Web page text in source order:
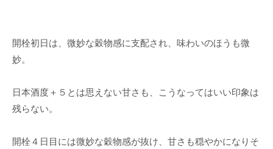
開栓初日は、微妙な穀物感に支配され、味わいのほうも微
妙。
日本酒度＋５とは思えない甘さも、こうなってはいい印象は
残らない。
開栓４日目には微妙な穀物感が抜け、甘さも穏やかになりそ